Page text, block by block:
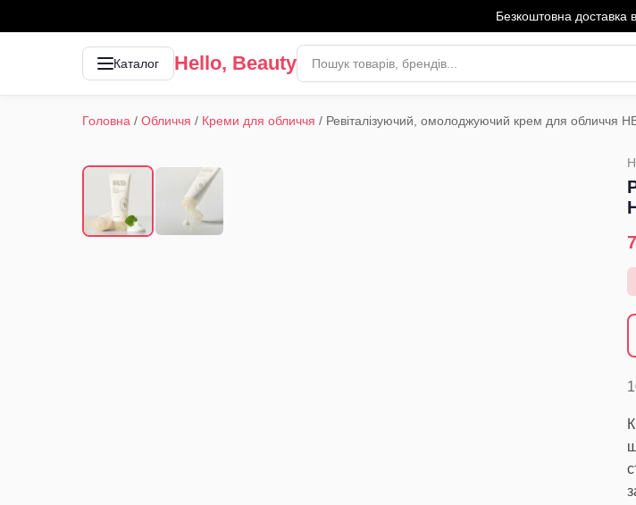
Безкоштовна доставка
Каталог Hello, Beauty
Головна / Обличчя / Креми для обличчя / Ревіталізуючий, омолоджуючий крем для обличчя